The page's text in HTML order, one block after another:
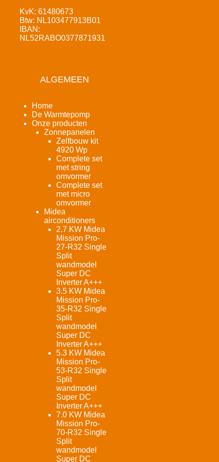
KvK: 61480673
Btw: NL103477913B01
IBAN:
NL52RABO0377871931
ALGEMEEN
Home
De Warmtepomp
Onze producten
Zonnepanelen
Zelfbouw kit
4920 Wp
Complete set
met string
omvormer
Complete set
met micro
omvormer
Midea
airconditioners
2.7 KW Midea
Mission Pro-
27-R32 Single
Split
wandmodel
Super DC
Inverter A+++
3.5 KW Midea
Mission Pro-
35-R32 Single
Split
wandmodel
Super DC
Inverter A+++
5.3 KW Midea
Mission Pro-
53-R32 Single
Split
wandmodel
Super DC
Inverter A+++
7.0 KW Midea
Mission Pro-
70-R32 Single
Split
wandmodel
Super DC